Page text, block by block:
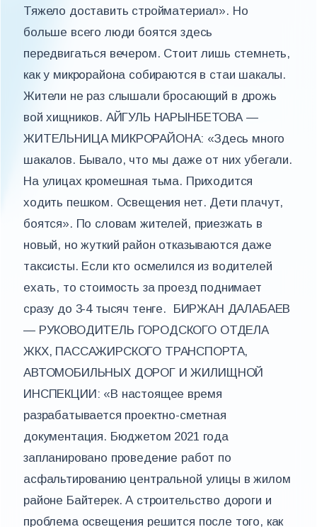
Тяжело доставить стройматериал». Но
больше всего люди боятся здесь
передвигаться вечером. Стоит лишь стемнеть,
как у микрорайона собираются в стаи шакалы.
Жители не раз слышали бросающий в дрожь
вой хищников. АЙГУЛЬ НАРЫНБЕТОВА —
ЖИТЕЛЬНИЦА МИКРОРАЙОНА: «Здесь много
шакалов. Бывало, что мы даже от них убегали.
На улицах кромешная тьма. Приходится
ходить пешком. Освещения нет. Дети плачут,
боятся». По словам жителей, приезжать в
новый, но жуткий район отказываются даже
таксисты. Если кто осмелился из водителей
ехать, то стоимость за проезд поднимает
сразу до 3-4 тысяч тенге. БИРЖАН ДАЛАБАЕВ
— РУКОВОДИТЕЛЬ ГОРОДСКОГО ОТДЕЛА
ЖКХ, ПАССАЖИРСКОГО ТРАНСПОРТА,
АВТОМОБИЛЬНЫХ ДОРОГ И ЖИЛИЩНОЙ
ИНСПЕКЦИИ: «В настоящее время
разрабатывается проектно-сметная
документация. Бюджетом 2021 года
запланировано проведение работ по
асфальтированию центральной улицы в жилом
районе Байтерек. А строительство дороги и
проблема освещения решится после того, как